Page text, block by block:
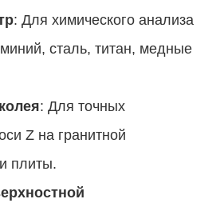
: Для химического анализа
сталь, титан, медные
: Для точных
Z на гранитной
плиты.